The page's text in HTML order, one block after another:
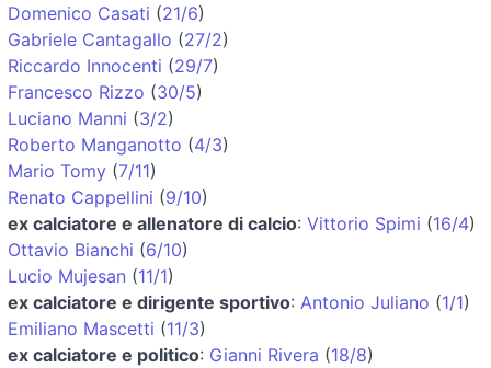
Domenico Casati (21/6)
Gabriele Cantagallo (27/2)
Riccardo Innocenti (29/7)
Francesco Rizzo (30/5)
Luciano Manni (3/2)
Roberto Manganotto (4/3)
Mario Tomy (7/11)
Renato Cappellini (9/10)
ex calciatore e allenatore di calcio: Vittorio Spimi (16/4)
Ottavio Bianchi (6/10)
Lucio Mujesan (11/1)
ex calciatore e dirigente sportivo: Antonio Juliano (1/1)
Emiliano Mascetti (11/3)
ex calciatore e politico: Gianni Rivera (18/8)